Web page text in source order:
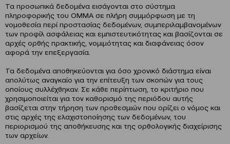
Τα προσωπικά δεδομένα εισάγονται στο σύστημα
πληροφορικής του ΟΜΜΑ σε πλήρη συμμόρφωση με τη
νομοθεσία περί προστασίας δεδομένων, συμπεριλαμβανομένων
των προφίλ ασφάλειας και εμπιστευτικότητας και βασίζονται σε
αρχές ορθής πρακτικής, νομιμότητας και διαφάνειας όσον
αφορά την επεξεργασία.
Τα δεδομένα αποθηκεύονται για όσο χρονικό διάστημα είναι
απολύτως αναγκαίο για την επίτευξη των σκοπών για τους
οποίους συλλέχθηκαν. Σε κάθε περίπτωση, το κριτήριο που
χρησιμοποιείται για τον καθορισμό της περιόδου αυτής
βασίζεται στην τήρηση των προθεσμιών που ορίζει ο νόμος και
στις αρχές της ελαχιστοποίησης των δεδομένων, του
περιορισμού της αποθήκευσης και της ορθολογικής διαχείρισης
των αρχείων.